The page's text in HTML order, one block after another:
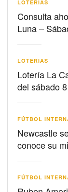
LOTERIAS
Consulta
Luna –
LOTERIAS
Lotería La
del sábado
FÚTBOL
Newcastle
conoce su
FÚTBOL